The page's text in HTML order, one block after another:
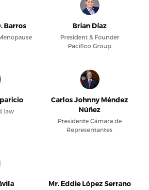
Barros Brian Díaz
President & Founder
Pacifico Group
law
Carlos Johnny Méndez
Núñez
Presidente Cámara de
Representantes
Mr. Eddie López Serrano